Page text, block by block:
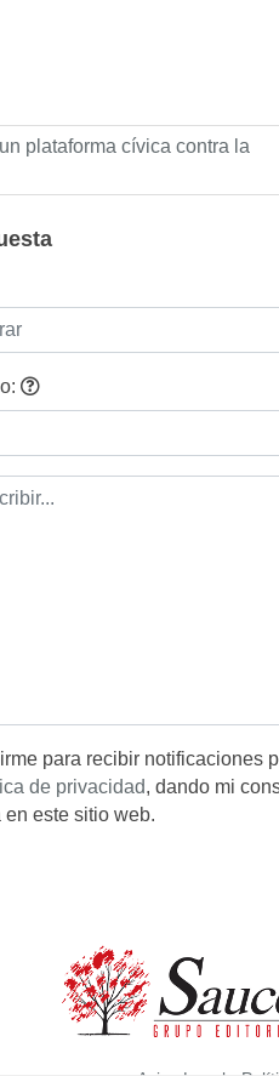
plataforma cí­vica contra la
para recibir notificaciones
de privacidad, dando mi
este sitio web.